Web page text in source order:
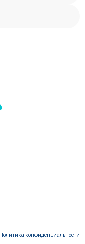
Политика конфиденциальности